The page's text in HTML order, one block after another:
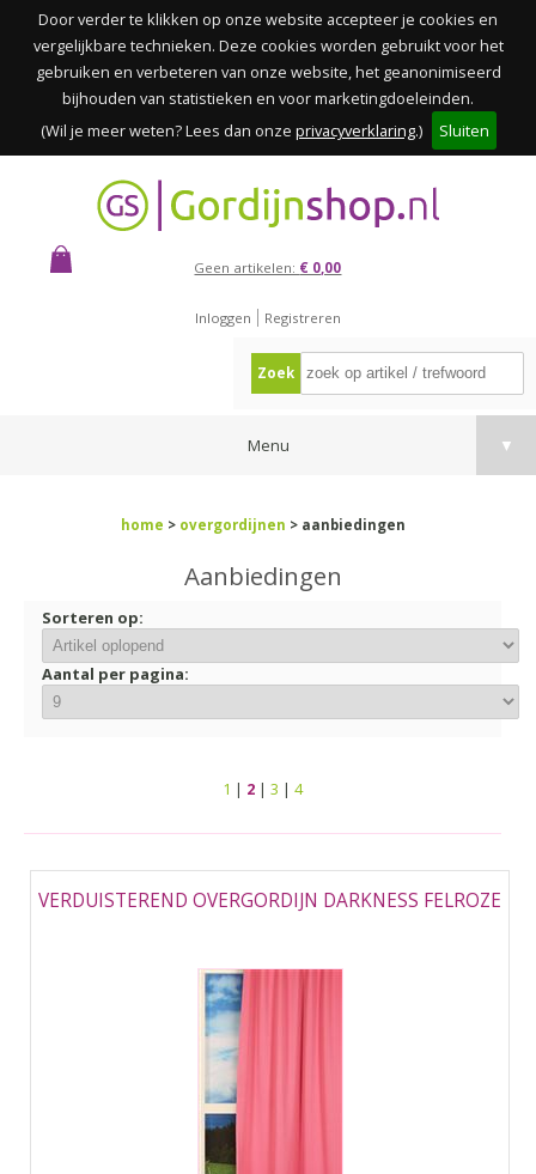
Door verder te klikken op onze website accepteer je cookies en
vergelijkbare technieken. Deze cookies worden gebruikt voor het
gebruiken en verbeteren van onze website, het geanonimiseerd
bijhouden van statistieken en voor marketingdoeleinden.
(Wil je meer weten? Lees dan onze privacyverklaring.) Sluiten
Geen artikelen: € 0,00
Inloggen Registreren
Zoek
Menu ▼
home > overgordijnen > aanbiedingen
Aanbiedingen
Sorteren op:
Aantal per pagina:
1 | 2 | 3 | 4
VERDUISTEREND OVERGORDIJN DARKNESS FELROZE